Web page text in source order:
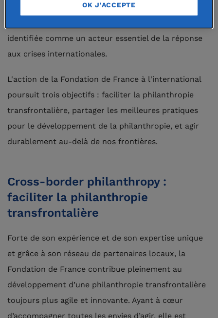
temps, un solide réseau de partenaires
identifiée comme un acteur essentiel de la réponse
aux crises internationales.
L'action de la Fondation de France à l'international
poursuit trois objectifs : faciliter la philanthropie
transfrontalière, partager les meilleures pratiques
pour le développement de la philanthropie, et agir
durablement au-delà de nos frontières.
Cross-border philanthropy :
faciliter la philanthropie
transfrontalière
Forte de son expérience et de son expertise unique
et grâce à son réseau de partenaires locaux, la
Fondation de France contribue pleinement au
développement d’une philanthropie transfrontalière
toujours plus agile et innovante. Ayant à cœur
d’accompagner toutes les envies d’agir, elle est
OK J'ACCEPTE